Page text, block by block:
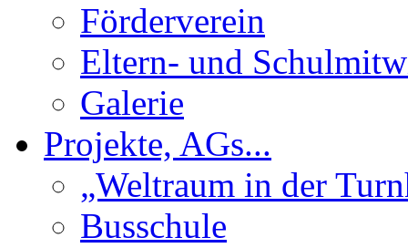
Förderverein
Eltern- und
Galerie
Projekte, AGs...
„Weltraum in der
Busschule